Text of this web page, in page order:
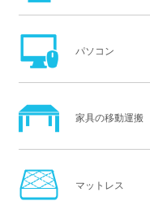
パソコン
家具の移動運搬
マットレス